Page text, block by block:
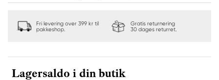
Fri levering over 399 kr til
pakkeshop.
Gratis returnering
30 dages returret.
Lagersaldo i din butik